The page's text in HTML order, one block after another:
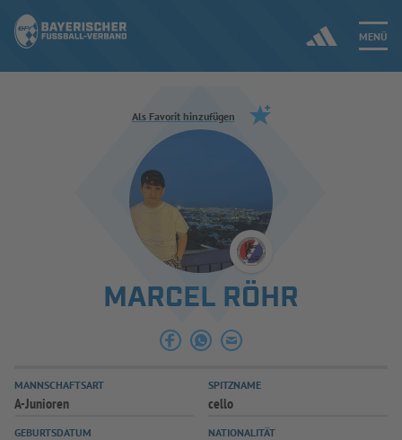
MENÜ
Jetzt einloggen
ERGEBNISSE & WETTBEWERBE
SPIELBETRIEB & VERBANDSLEBEN
AUSBILDUNG & FÖRDERUNG
SPIELPLUS
Als Favorit hinzufügen
MARCEL RÖHR
MANNSCHAFTSART
A-Junioren
SPITZNAME
cello
GEBURTSDATUM NATIONALITÄT